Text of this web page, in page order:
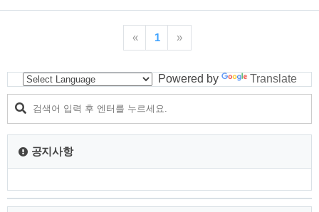
5.07% 하락한 106.98달러를 기록했습니다. 이로 인해 엔비디
아의 시가총액은 2조 6100억 달러로 감소하였습니다. 지난 1월
최고치를 기록했으나, 불과 두 달 만에 시가총액이 1조 500억
'딥시크'의 등장과 무관하지 않습니다. 지난 1월, 딥시크가 약
« 1 »
Powered by Translate
공지사항